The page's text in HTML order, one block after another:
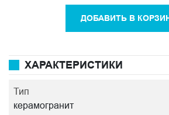
ДОБАВИТЬ В
ХАРАКТЕРИСТИКИ
Тип
керамогранит